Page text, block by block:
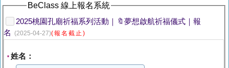
BeClass 線上報名系統
2025桃園孔廟祈福系列活動｜🔖夢想啟航祈福儀式｜報
名 (2025-04-27)(報名截止)
* 姓名：